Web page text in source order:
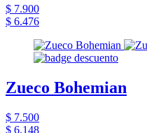
$ 7.900
$ 6.476
Zueco Bohemian
$ 7.500
$ 6.148